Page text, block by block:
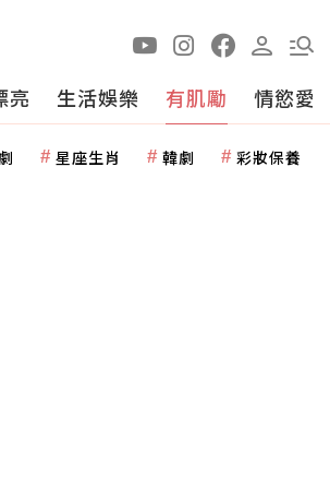
亮 生活娛樂 有肌勵 情慾愛
星座生肖 韓劇 彩妝保養